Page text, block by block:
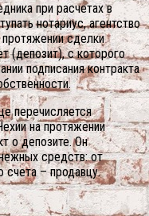
при расчетах в
нотариус, агентство
сделки
(депозит), с которого
подписания контракта
перечисляется
на протяжении
о депозите. Он
средств: от
счета – продавцу.